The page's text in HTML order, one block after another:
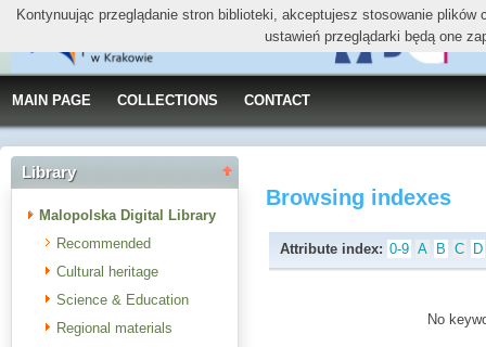
MAIN PAGE COLLECTIONS CONTACT
Library
Malopolska Digital Library
Recommended
Cultural heritage
Science & Education
Regional materials
Browsing indexes
Attribute index: 0-9 A B C D
No
Kontynuując przeglądanie stron biblioteki, akceptujesz stosowanie
ustawień przeglądarki będą one